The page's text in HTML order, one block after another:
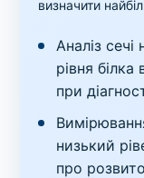
визначити
Аналіз сечі
рівня
при
низький
про